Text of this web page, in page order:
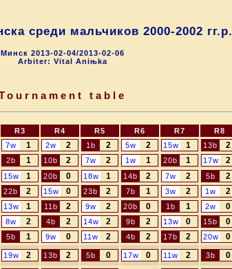
среди мальчиков 2000-2002 гг.р.
Минск 2013-02-04/2013-02-06
Arbiter: Vital Aniњka
table
R3 R4 R5 R6 R7 R8
7w 1 2w 2 1b 2 5w 2 15w 1 13b 2
2b 1 10b 2 7w 2 1w 1 20b 1 17w 2
15w 1 20b 0 18w 1 14b 2 7w 2 5b 2
22b 2 15w 0 23b 2 7b 1 3w 2 1w 2
13w 1 11b 2 9w 2 20b 0 1b 1 2w 0
8w 2 4b 2 14w 2 9b 2 13w 0 15b 0
5b 1 9w 0 11w 2 4b 2 17b 2 20w 0
19w 2 13b 2 5b 0 17w 0 11w 2 3b 0